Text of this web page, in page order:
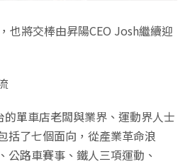
也將交棒由昇陽CEO Josh繼續迎
單車店老闆與業界、運動界人士
括了七個面向，從產業革命浪
公路車賽事、鐵人三項運動、